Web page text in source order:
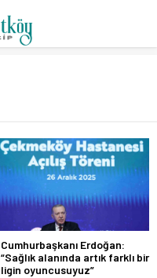
Cumhurbaşkanı Erdoğan:
“Sağlık alanında artık farklı bir
ligin oyuncusuyuz”